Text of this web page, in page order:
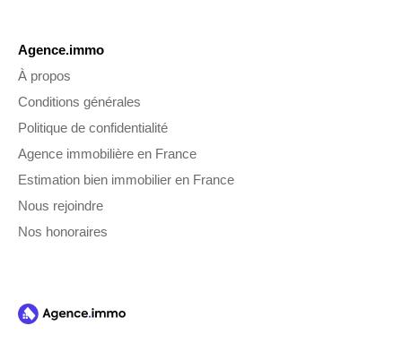
Agence.immo
À propos
Conditions générales
Politique de confidentialité
Agence immobilière en France
Estimation bien immobilier en France
Nous rejoindre
Nos honoraires